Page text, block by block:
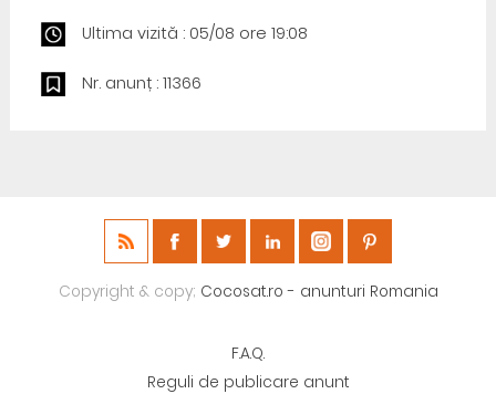
Ultima vizită : 05/08 ore 19:08
Nr. anunț : 11366
Copyright & copy; Cocosat.ro - anunturi Romania
F.A.Q.
Reguli de publicare anunt